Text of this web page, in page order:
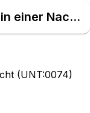
Anzahl der Segmente in einer Nachricht (UNT:0074) – Daten Atlas
(UNT:0074)